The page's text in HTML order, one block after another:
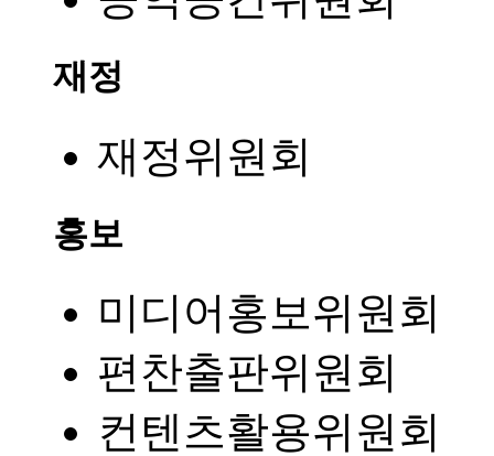
재정
재정위원회
홍보
미디어홍보위원회
편찬출판위원회
컨텐츠활용위원회